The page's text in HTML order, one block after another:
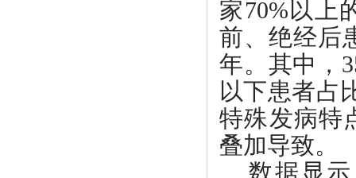
家70%以上
前、绝经后
年。其中，
以下患者占
特殊发病特
叠加导致。
数据显